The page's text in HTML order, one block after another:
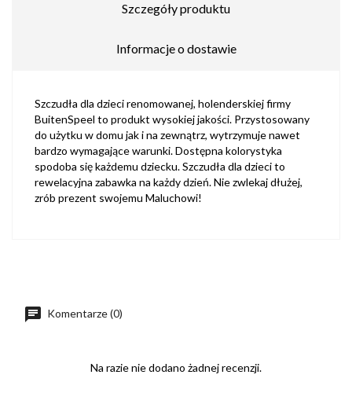
Szczegóły produktu
Informacje o dostawie
Szczudła dla dzieci renomowanej, holenderskiej firmy
BuitenSpeel to produkt wysokiej jakości. Przystosowany
do użytku w domu jak i na zewnątrz, wytrzymuje nawet
bardzo wymagające warunki. Dostępna kolorystyka
spodoba się każdemu dziecku. Szczudła dla dzieci to
rewelacyjna zabawka na każdy dzień. Nie zwlekaj dłużej,
zrób prezent swojemu Maluchowi!
Komentarze (0)
Na razie nie dodano żadnej recenzji.